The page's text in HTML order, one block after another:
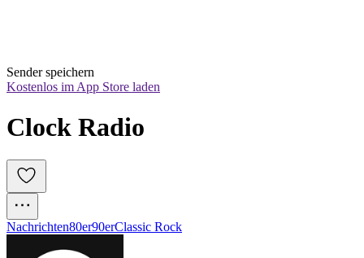
Sender speichern
Kostenlos im App Store laden
Clock Radio
Nachrichten80er90erClassic Rock